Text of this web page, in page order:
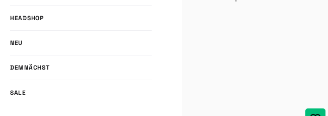
HEADSHOP
NEU
DEMNÄCHST
SALE